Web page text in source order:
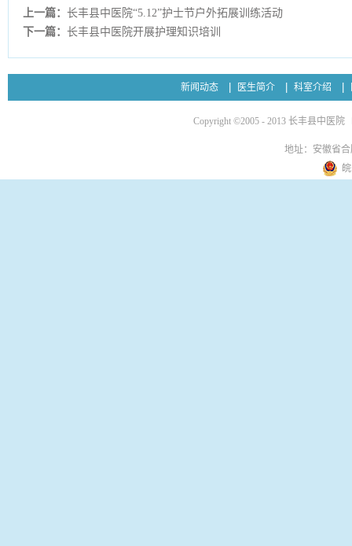
上一篇：长丰县中医院“5.12”护士节户外拓展训练活动
下一篇：长丰县中医院开展护理知识培训
新闻动态 医生简介 科室介绍
Copyright ©2005 - 2013 长丰县中医院
地址：安徽省